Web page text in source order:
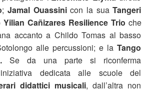
;Jamal Ouassinicon la suaTangeri
Yilian Cañizares Resilience Trio che
accanto a Childo Tomas al basso
alle percussioni; e laTango
Se da una parte si riconferma
iniziativa dedicata alle scuole del
didattici musicali, dall’altra non